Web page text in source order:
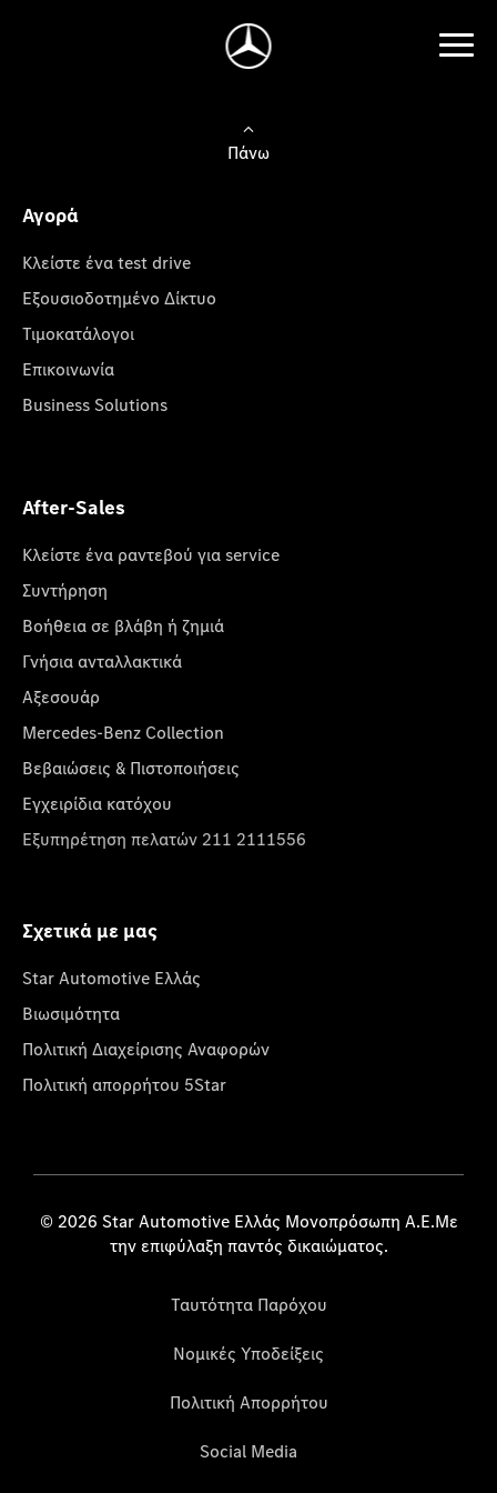
Πάνω
Αγορά
Κλείστε ένα test drive
Εξουσιοδοτημένο Δίκτυο
Τιμοκατάλογοι
Επικοινωνία
Business Solutions
After-Sales
Κλείστε ένα ραντεβού για service
Συντήρηση
Βοήθεια σε βλάβη ή ζημιά
Γνήσια ανταλλακτικά
Αξεσουάρ
Mercedes-Benz Collection
Βεβαιώσεις & Πιστοποιήσεις
Εγχειρίδια κατόχου
Εξυπηρέτηση πελατών 211 2111556
Σχετικά με μας
Star Automotive Ελλάς
Βιωσιμότητα
Πολιτική Διαχείρισης Αναφορών
Πολιτική απορρήτου 5Star
© 2026 Star Automotive Ελλάς Μονοπρόσωπη Α.Ε.Με
την επιφύλαξη παντός δικαιώματος.
Ταυτότητα Παρόχου
Νομικές Υποδείξεις
Πολιτική Απορρήτου
Social Media